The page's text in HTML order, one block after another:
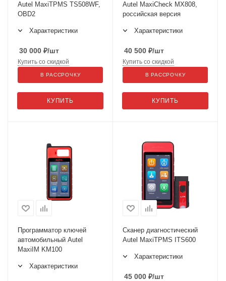
Autel MaxiTPMS TS508WF,
OBD2
Характеристики
30 000 ₽/шт
КУПИТЬ
Купить со скидкой
В РАССРОЧКУ
Autel MaxiCheck MX808,
российская версия
Характеристики
40 500 ₽/шт
КУПИТЬ
Купить со скидкой
В РАССРОЧКУ
Программатор ключей
автомобильный Autel
MaxiIM KM100
Характеристики
Сканер диагностический
Autel MaxiTPMS ITS600
Характеристики
45 000 ₽/шт